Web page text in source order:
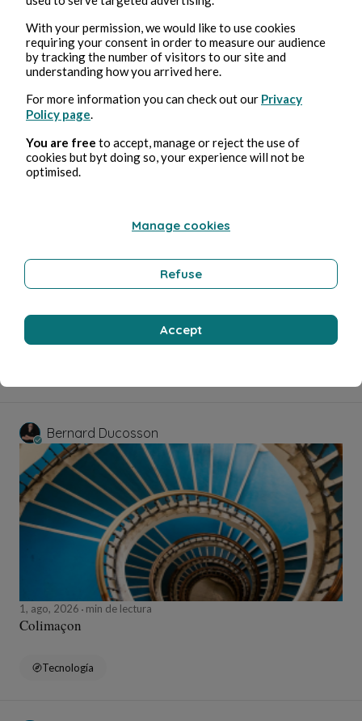
Méchoui
Gastronomía
Bernard Ducosson
Bernard Ducosson
1, ago, 2026 min de lectura
Colimaçon
Tecnología
With your permission, we would like to use cookies
requiring your consent in order to measure our audience
by tracking the number of visitors to our site and
understanding how you arrived here.
For more information you can check out our Privacy
Policy page
You are free to accept, manage or reject the use of
cookies but byt doing so, your experience will not be
optimised.
Manage cookies
Refuse
Accept